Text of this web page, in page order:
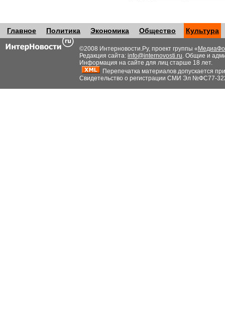
Главное Политика Экономика Общество Культура
©2008 Интерновости.Ру, проект группы «
Редакция сайта: info@internovosti.ru. Общие и
Информация на сайте для лиц старше 18 лет.
Перепечатка материалов допускается
Свидетельство о регистрации СМИ Эл №ФС77-